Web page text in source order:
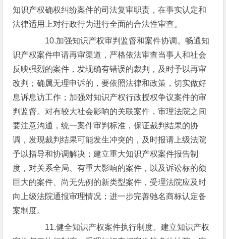
知识产权确权纠纷案件的司法复审职责，在事实认定和
法律适用上对行政行为进行全面的合法性审查。
10.加强知识产权审判监督和案件协调。畅通知
识产权案件申请再审渠道，严格依法审查当事人和社会
反映强烈的案件，发现确有错误的裁判，及时予以再审
改判；确属无理申诉的，要依照法律和政策，切实做好
息诉息访工作；加强对知识产权行政授权争议案件的审
判监督。对有较大社会影响的关联案件，审理法院之间
要注意沟通，统一案件审判标准，保证裁判结果的协
调，发现裁判结果可能发生冲突的，及时报请上级法院
予以指导和协调解决；建立重大知识产权案件报告制
度，对关系全局、有重大影响的案件，以及诉讼标的额
巨大的案件、尚无先例的新类型案件，受理法院应及时
向上级法院通报审理情况；进一步完善驰名商标认定备
案制度。
11.健全知识产权案件执行制度。建立知识产权